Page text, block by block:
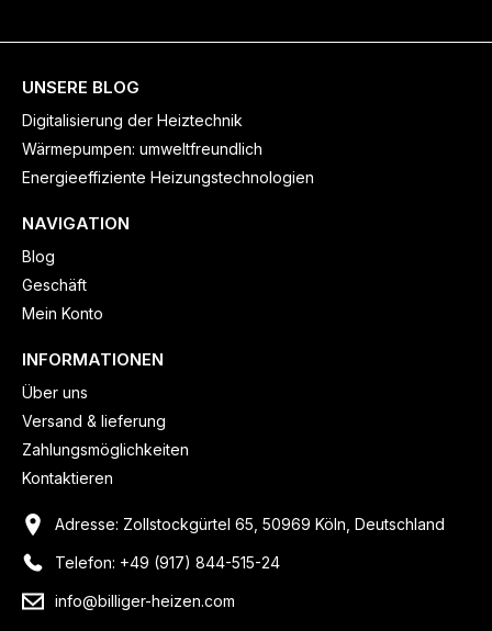
UNSERE BLOG
Digitalisierung der Heiztechnik
Wärmepumpen: umweltfreundlich
Energieeffiziente Heizungstechnologien
NAVIGATION
Blog
Geschäft
Mein Konto
INFORMATIONEN
Über uns
Versand & lieferung
Zahlungsmöglichkeiten
Kontaktieren
Adresse: Zollstockgürtel 65, 50969 Köln, Deutschland
Telefon: +49 (917) 844-515-24
info@billiger-heizen.com